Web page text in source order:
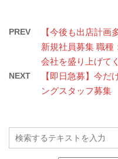
PREV
【今後も出店計画
新規社員募集 職
会社を盛り上げて
NEXT
【即日急募】今だ
ングスタッフ募集